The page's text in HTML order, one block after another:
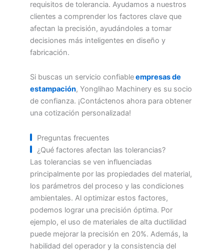
requisitos de tolerancia. Ayudamos a nuestros
clientes a comprender los factores clave que
afectan la precisión, ayudándoles a tomar
decisiones más inteligentes en diseño y
fabricación.
Si buscas un servicio confiableempresas de
estampación, Yonglihao Machinery es su socio
de confianza. ¡Contáctenos ahora para obtener
una cotización personalizada!
Preguntas frecuentes
¿Qué factores afectan las tolerancias?
Las tolerancias se ven influenciadas
principalmente por las propiedades del material,
los parámetros del proceso y las condiciones
ambientales. Al optimizar estos factores,
podemos lograr una precisión óptima. Por
ejemplo, el uso de materiales de alta ductilidad
puede mejorar la precisión en 20%. Además, la
habilidad del operador y la consistencia del